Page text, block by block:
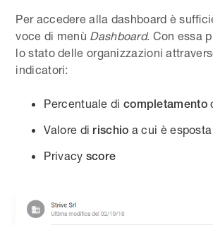
Per accedere alla dashboard è
voce di menù Dashboard. Con essa
lo stato delle organizzazioni
indicatori:
Percentuale di completamento
Valore di rischio a cui è esposta
Privacy score